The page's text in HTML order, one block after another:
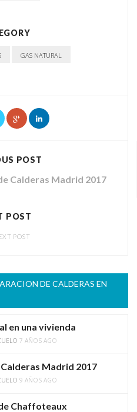
GAS NATURAL
POST
Calderas Madrid 2017
POST
POST
DE CALDERAS EN
en una vivienda
7 AÑOS AGO
Calderas Madrid 2017
9 AÑOS AGO
Chaffoteaux